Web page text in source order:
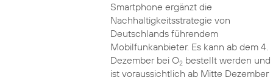
Smartphone ergänzt die
Nachhaltigkeitsstrategie von
Deutschlands führendem
Mobilfunkanbieter. Es kann ab dem 4.
Dezember bei O2bestellt werden und
ist voraussichtlich ab Mitte Dezember